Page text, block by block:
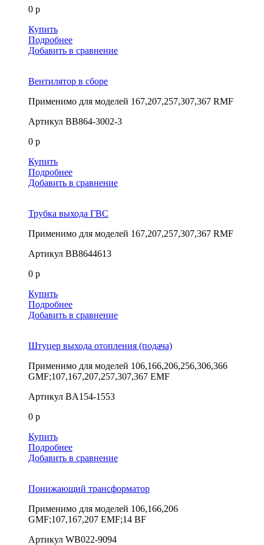
0 р
Купить
Подробнее
Добавить в сравнение
Вентилятор в сборе
Применимо для моделей 167,207,257,307,367 RMF
Артикул BB864-3002-3
0 р
Купить
Подробнее
Добавить в сравнение
Трубка выхода ГВС
Применимо для моделей 167,207,257,307,367 RMF
Артикул BB8644613
0 р
Купить
Подробнее
Добавить в сравнение
Штуцер выхода отопления (подача)
Применимо для моделей 106,166,206,256,306,366
GMF;107,167,207,257,307,367 EMF
Артикул BA154-1553
0 р
Купить
Подробнее
Добавить в сравнение
Понижающий трансформатор
Применимо для моделей 106,166,206
GMF;107,167,207 EMF;14 BF
Артикул WB022-9094